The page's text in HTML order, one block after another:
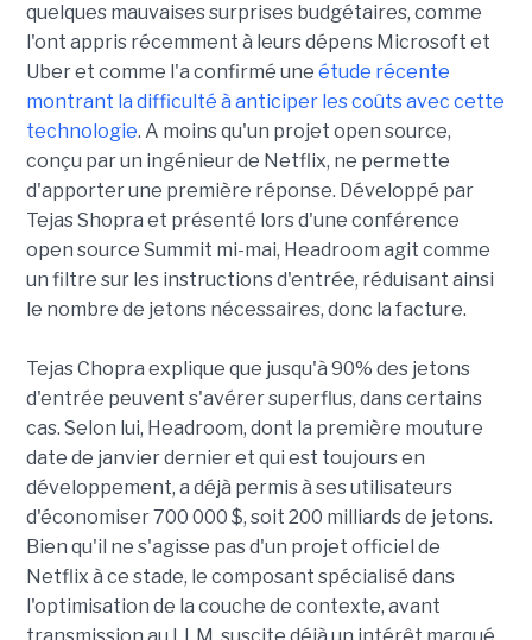
quelques mauvaises surprises budgétaires, comme
l'ont appris récemment à leurs dépens Microsoft et
Uber et comme l'a confirmé une étude récente
montrant la difficulté à anticiper les coûts avec cette
technologie. A moins qu'un projet open source,
conçu par un ingénieur de Netflix, ne permette
d'apporter une première réponse. Développé par
Tejas Shopra et présenté lors d'une conférence
open source Summit mi-mai, Headroom agit comme
un filtre sur les instructions d'entrée, réduisant ainsi
le nombre de jetons nécessaires, donc la facture.
Tejas Chopra explique que jusqu'à 90% des jetons
d'entrée peuvent s'avérer superflus, dans certains
cas. Selon lui, Headroom, dont la première mouture
date de janvier dernier et qui est toujours en
développement, a déjà permis à ses utilisateurs
d'économiser 700 000 $, soit 200 milliards de jetons.
Bien qu'il ne s'agisse pas d'un projet officiel de
Netflix à ce stade, le composant spécialisé dans
l'optimisation de la couche de contexte, avant